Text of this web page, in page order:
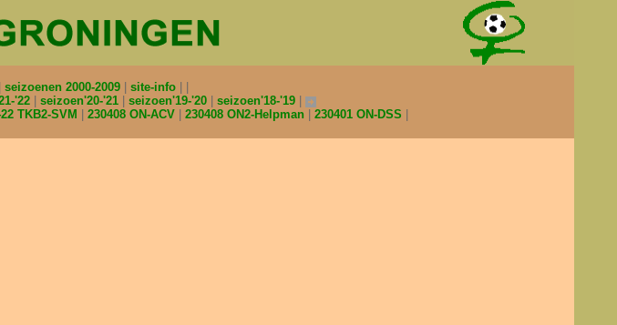
seizoenen 2000-2009
site-info
'22 seizoen'20-'21 seizoen'19-'20
seizoen'18-'19
TKB2-SVM 230408 ON-ACV 230408 ON2-Helpman
230401 ON-DSS